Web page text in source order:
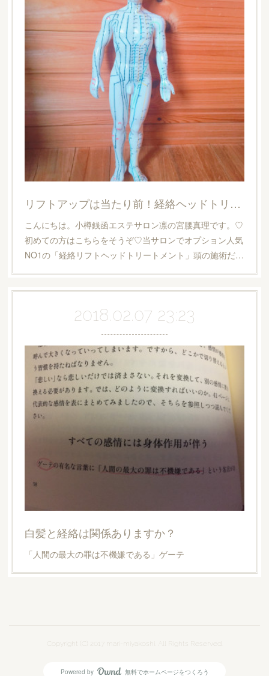
リフトアップは当たり前！経絡ヘッドトリートメントは身体も変わる？？
こんにちは。小樽銭函エステサロン凛の宮腰真理です。♡
初めての方はこちらをそうぞ♡当サロンでオプション人気
NO1の「経絡リフトヘッドトリートメント」頭の施術だ…
2018.02.07 23:23
白髪と経絡は関係ありますか？
「人間の最大の罪は不機嫌である」ゲーテ
Copyright (C) 2017 mari-miyakoshi. All Rights Reserved.
Powered by 無料でホームページをつくろう